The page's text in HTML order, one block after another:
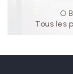
Tous les